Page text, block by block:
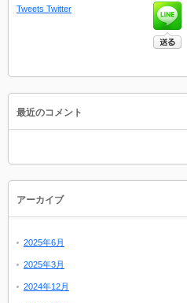
Tweets Twitter
最近のコメント
アーカイブ
2025年6月
2025年3月
2024年12月